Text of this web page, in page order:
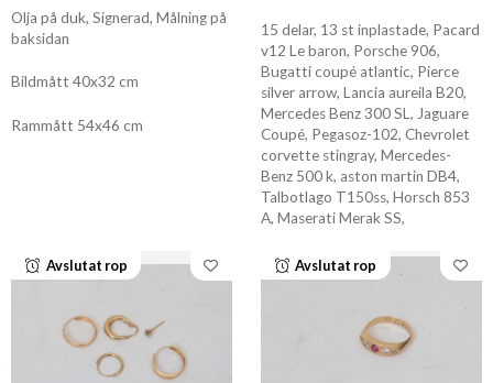
Olja på duk, Signerad, Målning på
baksidan
Bildmått 40x32 cm
Rammått 54x46 cm
15 delar, 13 st inplastade, Pacard
v12 Le baron, Porsche 906,
Bugatti coupé atlantic, Pierce
silver arrow, Lancia aureila B20,
Mercedes Benz 300 SL, Jaguare
Coupé, Pegasoz-102, Chevrolet
corvette stingray, Mercedes-
Benz 500 k, aston martin DB4,
Talbotlago T150ss, Horsch 853
A, Maserati Merak SS,
Avslutat rop Avslutat rop